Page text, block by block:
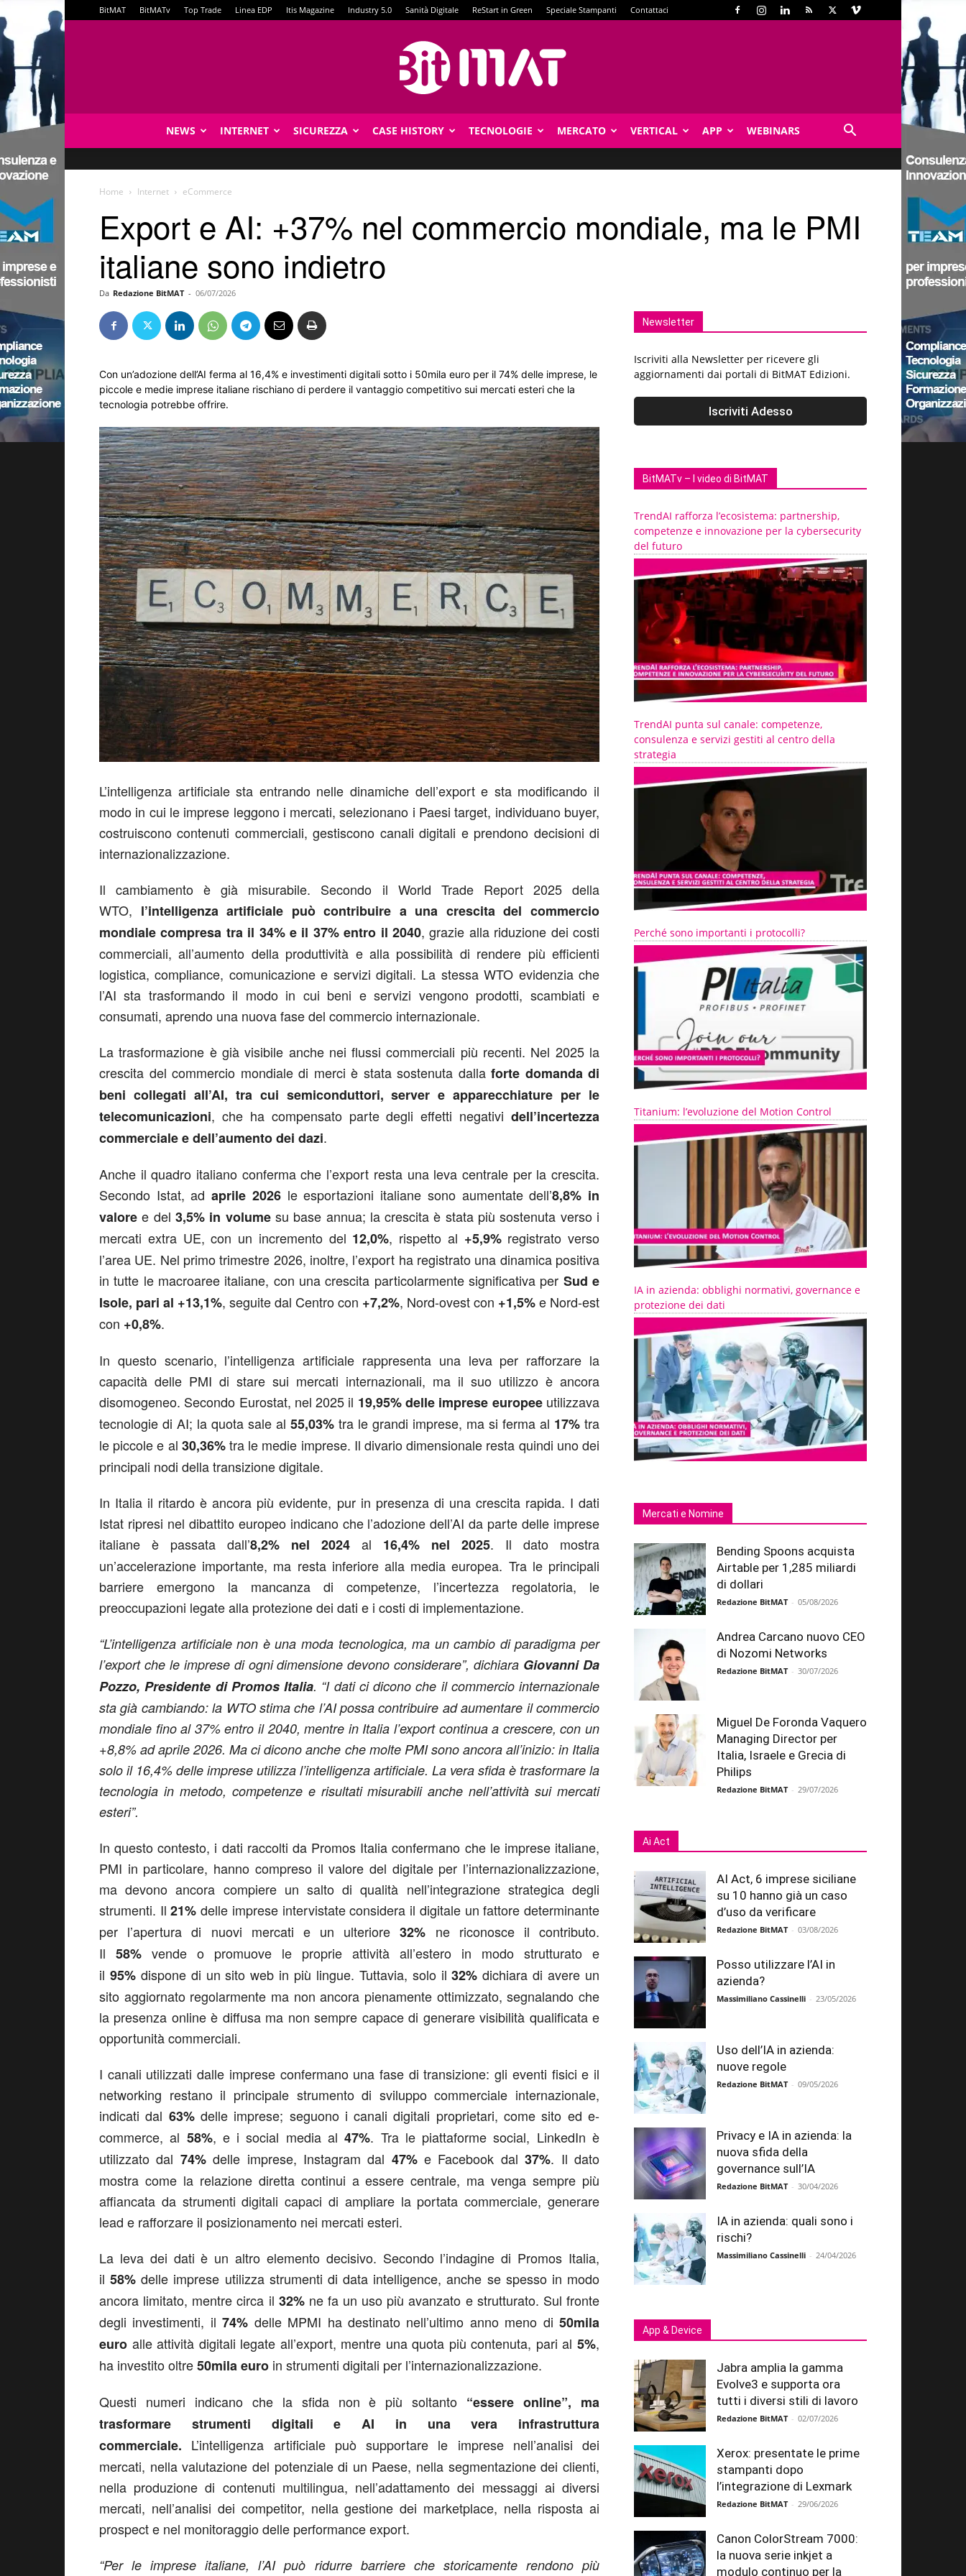
BitMAT BitMATv Top Trade Linea EDP Itis Magazine Industry 5.0 Sanità Digitale ReStart in Green Speciale Stampanti Contattaci
NEWS INTERNET SICUREZZA CASE HISTORY TECNOLOGIE MERCATO VERTICAL APP WEBINARS
Home Internet eCommerce
Export e AI: +37% nel commercio mondiale, ma le PMI
italiane sono indietro
Da Redazione BitMAT - 06/07/2026
Con un’adozione dell’AI ferma al 16,4% e investimenti digitali sotto i 50mila euro per il 74% delle imprese, le
piccole e medie imprese italiane rischiano di perdere il vantaggio competitivo sui mercati esteri che la
tecnologia potrebbe offrire.
L’intelligenza artificiale sta entrando nelle dinamiche dell’export e sta modificando il
modo in cui le imprese leggono i mercati, selezionano i Paesi target, individuano buyer,
costruiscono contenuti commerciali, gestiscono canali digitali e prendono decisioni di
internazionalizzazione.
Il cambiamento è già misurabile. Secondo il World Trade Report 2025 della
WTO, l’intelligenza artificiale può contribuire a una crescita del commercio
mondiale compresa tra il 34% e il 37% entro il 2040, grazie alla riduzione dei costi
commerciali, all’aumento della produttività e alla possibilità di rendere più efficienti
logistica, compliance, comunicazione e servizi digitali. La stessa WTO evidenzia che
l’AI sta trasformando il modo in cui beni e servizi vengono prodotti, scambiati e
consumati, aprendo una nuova fase del commercio internazionale.
La trasformazione è già visibile anche nei flussi commerciali più recenti. Nel 2025 la
crescita del commercio mondiale di merci è stata sostenuta dalla forte domanda di
beni collegati all’AI, tra cui semiconduttori, server e apparecchiature per le
telecomunicazioni, che ha compensato parte degli effetti negativi dell’incertezza
commerciale e dell’aumento dei dazi.
Anche il quadro italiano conferma che l’export resta una leva centrale per la crescita.
Secondo Istat, adaprile 2026le esportazioni italiane sono aumentate dell’8,8% in
valore e del 3,5% in volumesu base annua; la crescita è stata più sostenuta verso i
mercati extra UE, con un incremento del 12,0%, rispetto al +5,9%registrato verso
l’area UE. Nel primo trimestre 2026, inoltre, l’export ha registrato una dinamica positiva
in tutte le macroaree italiane, con una crescita particolarmente significativa per Sud e
Isole, pari al +13,1%, seguite dal Centro con +7,2%, Nord-ovest con +1,5%e Nord-est
con +0,8%.
In questo scenario, l’intelligenza artificiale rappresenta una leva per rafforzare la
capacità delle PMI di stare sui mercati internazionali, ma il suo utilizzo è ancora
disomogeneo. Secondo Eurostat, nel 2025 il 19,95% delle imprese europeeutilizzava
tecnologie di AI; la quota sale al 55,03% tra le grandi imprese, ma si ferma al 17% tra
le piccole e al 30,36%tra le medie imprese. Il divario dimensionale resta quindi uno dei
principali nodi della transizione digitale.
In Italia il ritardo è ancora più evidente, pur in presenza di una crescita rapida. I dati
Istat ripresi nel dibattito europeo indicano che l’adozione dell’AI da parte delle imprese
italiane è passata dall’8,2% nel 2024 al 16,4% nel 2025. Il dato mostra
un’accelerazione importante, ma resta inferiore alla media europea. Tra le principali
barriere emergono la mancanza di competenze, l’incertezza regolatoria, le
preoccupazioni legate alla protezione dei dati e i costi di implementazione.
“L’intelligenza artificiale non è una moda tecnologica, ma un cambio di paradigma per
l’export che le imprese di ogni dimensione devono considerare”, dichiara Giovanni Da
Pozzo, Presidente di Promos Italia. “I dati ci dicono che il commercio internazionale
sta già cambiando: la WTO stima che l’AI possa contribuire ad aumentare il commercio
mondiale fino al 37% entro il 2040, mentre in Italia l’export continua a crescere, con un
+8,8% ad aprile 2026. Ma ci dicono anche che molte PMI sono ancora all’inizio: in Italia
solo il 16,4% delle imprese utilizza l’intelligenza artificiale. La vera sfida è trasformare la
tecnologia in metodo, competenze e risultati misurabili anche nell’attività sui mercati
esteri”.
In questo contesto, i dati raccolti da Promos Italia confermano che le imprese italiane,
PMI in particolare, hanno compreso il valore del digitale per l’internazionalizzazione,
ma devono ancora compiere un salto di qualità nell’integrazione strategica degli
strumenti. Il21% delle imprese intervistate considera il digitale un fattore determinante
per l’apertura di nuovi mercati e un ulteriore32% ne riconosce il contributo.
Il 58% vende o promuove le proprie attività all’estero in modo strutturato e
il 95%dispone di un sito web in più lingue. Tuttavia, solo il32% dichiara di avere un
sito aggiornato regolarmente ma non ancora pienamente ottimizzato, segnalando che
la presenza online è diffusa ma non sempre capace di generare visibilità qualificata e
opportunità commerciali.
I canali utilizzati dalle imprese confermano una fase di transizione: gli eventi fisici e il
networking restano il principale strumento di sviluppo commerciale internazionale,
indicati dal 63%delle imprese; seguono i canali digitali proprietari, come sito ed e-
commerce, al 58%, e i social media al47%. Tra le piattaforme social, LinkedIn è
utilizzato dal 74%delle imprese, Instagram dal 47%e Facebook dal37%. Il dato
mostra come la relazione diretta continui a essere centrale, ma venga sempre più
affiancata da strumenti digitali capaci di ampliare la portata commerciale, generare
lead e rafforzare il posizionamento nei mercati esteri.
La leva dei dati è un altro elemento decisivo. Secondo l’indagine di Promos Italia,
il58% delle imprese utilizza strumenti di data intelligence, anche se spesso in modo
ancora limitato, mentre circa il 32%ne fa un uso più avanzato e strutturato. Sul fronte
degli investimenti, il74% delle MPMI ha destinato nell’ultimo anno meno di 50mila
euro alle attività digitali legate all’export, mentre una quota più contenuta, pari al 5%,
ha investito oltre50mila euro in strumenti digitali per l’internazionalizzazione.
Questi numeri indicano che la sfida non è più soltanto “essere online”, ma
trasformare strumenti digitali e AI in una vera infrastruttura
commerciale. L’intelligenza artificiale può supportare le imprese nell’analisi dei
mercati, nella valutazione del potenziale di un Paese, nella segmentazione dei clienti,
nella produzione di contenuti multilingua, nell’adattamento dei messaggi ai diversi
mercati, nell’analisi dei competitor, nella gestione dei marketplace, nella risposta ai
prospect e nel monitoraggio delle performance export.
“Per le imprese italiane, l’AI può ridurre barriere che storicamente rendono più
Newsletter
Iscriviti alla Newsletter per ricevere gli
aggiornamenti dai portali di BitMAT Edizioni.
BitMATv – I video di BitMAT
TrendAI rafforza l’ecosistema: partnership,
competenze e innovazione per la cybersecurity
del futuro
TrendAI punta sul canale: competenze,
consulenza e servizi gestiti al centro della
strategia
Perché sono importanti i protocolli?
Titanium: l’evoluzione del Motion Control
IA in azienda: obblighi normativi, governance e
protezione dei dati
Mercati e Nomine
Bending Spoons acquista
Airtable per 1,285 miliardi
di dollari
Redazione BitMAT - 05/08/2026
Andrea Carcano nuovo CEO
di Nozomi Networks
Redazione BitMAT - 30/07/2026
Miguel De Foronda Vaquero
Managing Director per
Italia, Israele e Grecia di
Philips
Redazione BitMAT - 29/07/2026
Ai Act
AI Act, 6 imprese siciliane
su 10 hanno già un caso
d’uso da verificare
Redazione BitMAT - 03/08/2026
Posso utilizzare l’AI in
azienda?
Massimiliano Cassinelli - 23/05/2026
Uso dell’IA in azienda:
nuove regole
Redazione BitMAT - 09/05/2026
Privacy e IA in azienda: la
nuova sfida della
governance sull’IA
Redazione BitMAT - 30/04/2026
IA in azienda: quali sono i
rischi?
Massimiliano Cassinelli - 24/04/2026
App & Device
Jabra amplia la gamma
Evolve3 e supporta ora
tutti i diversi stili di lavoro
Redazione BitMAT - 02/07/2026
Xerox: presentate le prime
stampanti dopo
l’integrazione di Lexmark
Redazione BitMAT - 29/06/2026
Canon ColorStream 7000:
la nuova serie inkjet a
modulo continuo per la